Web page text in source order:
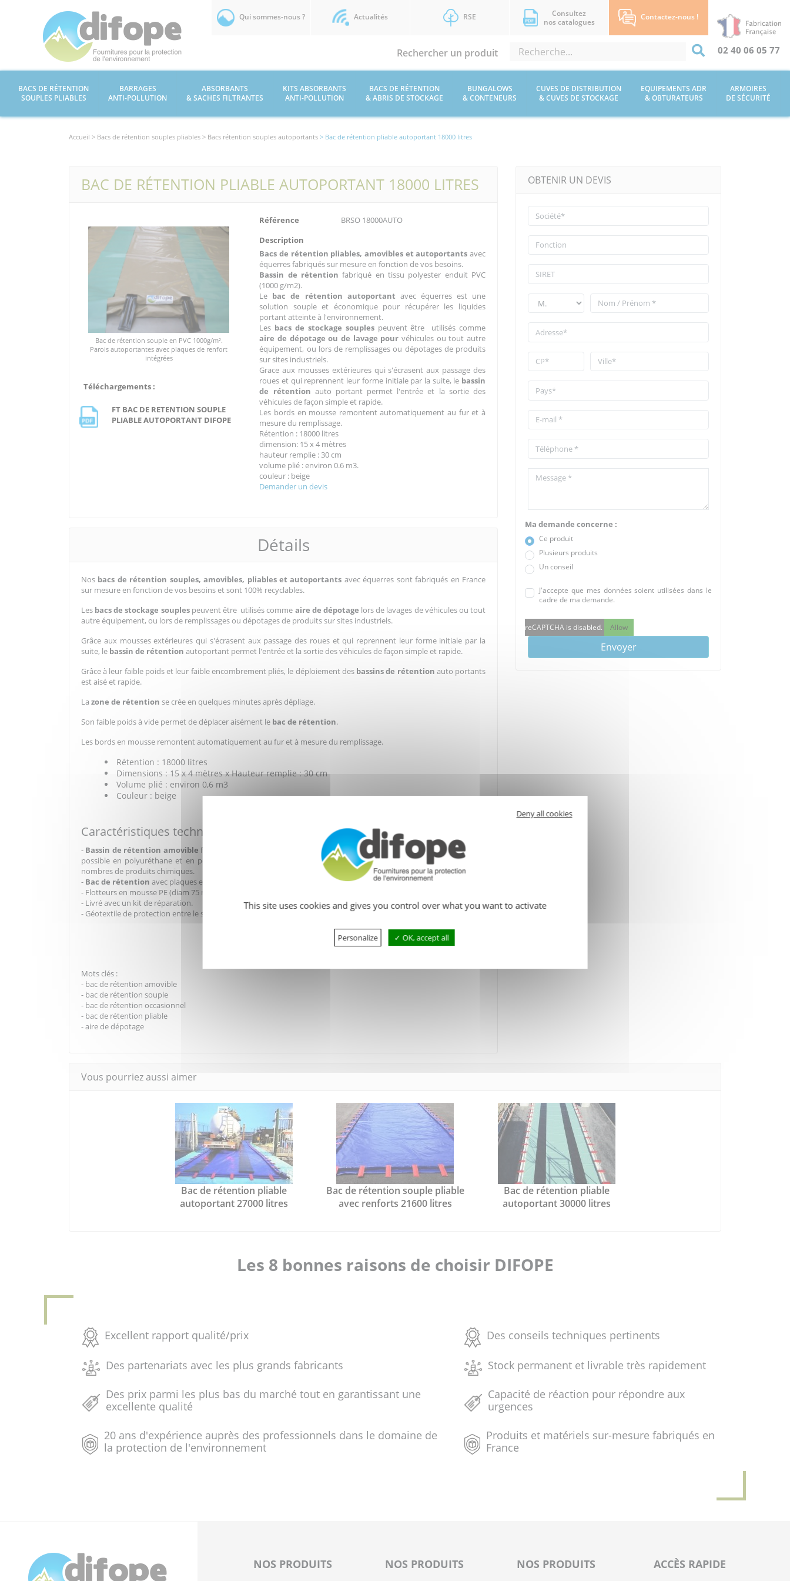
Qui sommes-nous ? Actualités RSE
Consultez
nos catalogues
Contactez-nous !
Rechercher un produit 02 40 06 05 77
BACS DE RÉTENTION
SOUPLES PLIABLES
BARRAGES
ANTI-POLLUTION
ABSORBANTS
& SACHES FILTRANTES
KITS ABSORBANTS
ANTI-POLLUTION
BACS DE RÉTENTION
& ABRIS DE STOCKAGE
BUNGALOWS
& CONTENEURS
CUVES DE DISTRIBUTION
& CUVES DE STOCKAGE
EQUIPEMENTS ADR
& OBTURATEURS
ARMOIRES
DE SÉCURITÉ
Accueil > Bacs de rétention souples pliables > Bacs rétention souples autoportants > Bac de rétention pliable autoportant 18000 litres
BAC DE RÉTENTION PLIABLE AUTOPORTANT 18000 LITRES
Bac de rétention souple en PVC 1000g/m².
Parois autoportantes avec plaques de renfort
intégrées
Téléchargements :
FT BAC DE RETENTION SOUPLE
PLIABLE AUTOPORTANT DIFOPE
Référence
BRSO 18000AUTO
Description
Bacs de rétention pliables, amovibles et autoportants avec
équerres fabriqués sur mesure en fonction de vos besoins.
Bassin de rétention fabriqué en tissu polyester enduit PVC
(1000 g/m2).
Le bac de rétention autoportant avec équerres est une
solution souple et économique pour récupérer les liquides
portant atteinte à l'environnement.
Les bacs de stockage souplespeuvent être utilisés comme
aire de dépotage ou de lavage pour véhicules ou tout autre
équipement, ou lors de remplissages ou dépotages de produits
sur sites industriels.
Grace aux mousses extérieures qui s'écrasent aux passage des
roues et qui reprennent leur forme initiale par la suite, le bassin
de rétention auto portant permet l'entrée et la sortie des
véhicules de façon simple et rapide.
Les bords en mousse remontent automatiquement au fur et à
mesure du remplissage.
Rétention : 18000 litres
dimension: 15 x 4 mètres
hauteur remplie : 30 cm
volume plié : environ 0.6 m3.
couleur : beige
Demander un devis
Détails
Nos bacs de rétention souples, amovibles, pliables et autoportants avec équerres sont fabriqués en France
sur mesure en fonction de vos besoins et sont 100% recyclables.
Les bacs de stockage souplespeuvent être utilisés comme aire de dépotage lors de lavages de véhicules ou tout
autre équipement, ou lors de remplissages ou dépotages de produits sur sites industriels.
Grâce aux mousses extérieures qui s'écrasent aux passage des roues et qui reprennent leur forme initiale par la
suite, le bassin de rétention autoportant permet l'entrée et la sortie des véhicules de façon simple et rapide.
Grâce à leur faible poids et leur faible encombrement pliés, le déploiement des bassins de rétention auto portants
est aisé et rapide.
La zone de rétention se crée en quelques minutes après dépliage.
Son faible poids à vide permet de déplacer aisément le bac de rétention.
Les bords en mousse remontent automatiquement au fur et à mesure du remplissage.
Rétention : 18000 litres
Dimensions : 15 x 4 mètres x Hauteur remplie : 30 cm
Volume plié : environ 0,6 m3
Couleur : beige
Caractéristiques techniques
- Bassin de rétention amoviblefabriqué en tissu polyester enduit PVC (1000 g/m2) mais sur demande fabrication
possible en polyuréthane et en polymères spéciaux pour garantir une excellente tenue aux agressions de bons
nombres de produits chimiques.
- Bac de rétention avec plaques en acier galvanisé emprisonnées dans des fourreaux soudés au bassin.
- Flotteurs en mousse PE (diam 75 mm) sur toute la périphérie du bassin.
- Livré avec un kit de réparation.
- Géotextile de protection entre le sol et le bassin de rétention et caisse de stockage en option.
Mots clés :
- bac de rétention amovible
- bac de rétention souple
- bac de rétention occasionnel
- bac de rétention pliable
- aire de dépotage
OBTENIR UN DEVIS
Ma demande concerne :
Ce produit
Plusieurs produits
Un conseil
J'accepte que mes données soient utilisées dans le
cadre de ma demande.
reCAPTCHA is disabled. Allow
Envoyer
Vous pourriez aussi aimer
Bac de rétention pliable
autoportant 27000 litres
Bac de rétention souple pliable
avec renforts 21600 litres
Bac de rétention pliable
autoportant 30000 litres
Les 8 bonnes raisons de choisir DIFOPE
Excellent rapport qualité/prix
Des partenariats avec les plus grands fabricants
Des prix parmi les plus bas du marché tout en garantissant une
excellente qualité
20 ans d'expérience auprès des professionnels dans le domaine de
la protection de l'environnement
Des conseils techniques pertinents
Stock permanent et livrable très rapidement
Capacité de réaction pour répondre aux
urgences
Produits et matériels sur-mesure fabriqués en
France
NOS PRODUITS NOS PRODUITS NOS PRODUITS ACCÈS RAPIDE
Deny all cookies
This site uses cookies and gives you control over what you want to activate
Personalize OK, accept all